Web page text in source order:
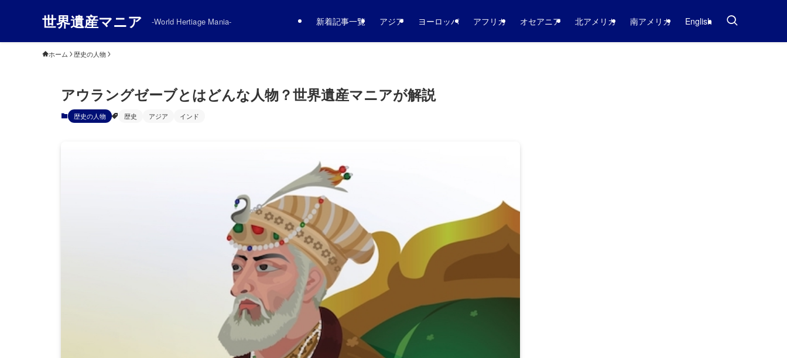
世界遺産マニア -World Hertiage Mania- 新着記事一覧 アジア ヨーロッパ アフリカ オセアニア 北アメリカ 南アメリカ English
ホーム 歴史の人物
アウラングゼーブとはどんな人物？世界遺産マニアが解説
歴史の人物 歴史 アジア インド